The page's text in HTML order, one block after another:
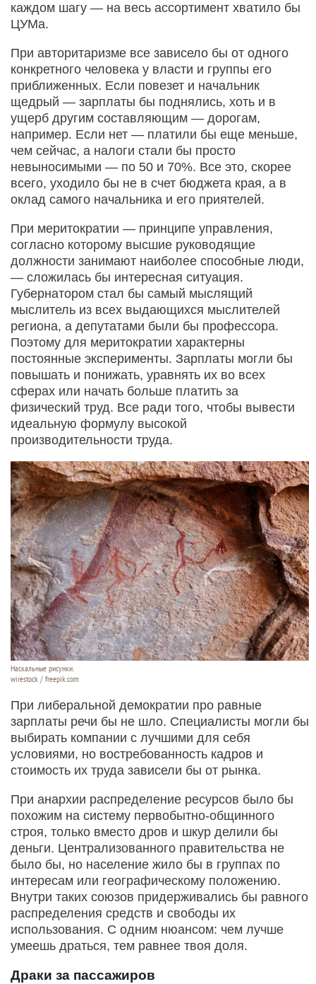
каждом шагу — на весь ассортимент хватило бы
ЦУМа.
При авторитаризме все зависело бы от одного
конкретного человека у власти и группы его
приближенных. Если повезет и начальник
щедрый — зарплаты бы поднялись, хоть и в
ущерб другим составляющим — дорогам,
например. Если нет — платили бы еще меньше,
чем сейчас, а налоги стали бы просто
невыносимыми — по 50 и 70%. Все это, скорее
всего, уходило бы не в счет бюджета края, а в
оклад самого начальника и его приятелей.
При меритократии — принципе управления,
согласно которому высшие руководящие
должности занимают наиболее способные люди,
— сложилась бы интересная ситуация.
Губернатором стал бы самый мыслящий
мыслитель из всех выдающихся мыслителей
региона, а депутатами были бы профессора.
Поэтому для меритократии характерны
постоянные эксперименты. Зарплаты могли бы
повышать и понижать, уравнять их во всех
сферах или начать больше платить за
физический труд. Все ради того, чтобы вывести
идеальную формулу высокой
производительности труда.
Наскальные рисунки.
wirestock / freepik.com
При либеральной демократии про равные
зарплаты речи бы не шло. Специалисты могли бы
выбирать компании с лучшими для себя
условиями, но востребованность кадров и
стоимость их труда зависели бы от рынка.
При анархии распределение ресурсов было бы
похожим на систему первобытно-общинного
строя, только вместо дров и шкур делили бы
деньги. Централизованного правительства не
было бы, но население жило бы в группах по
интересам или географическому положению.
Внутри таких союзов придерживались бы равного
распределения средств и свободы их
использования. С одним нюансом: чем лучше
умеешь драться, тем равнее твоя доля.
Драки за пассажиров